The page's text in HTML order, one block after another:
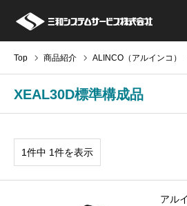
Top 商品紹介 ALINCO（アルインコ）
XEAL30D標準構成品
1件中 1件を表示
アル